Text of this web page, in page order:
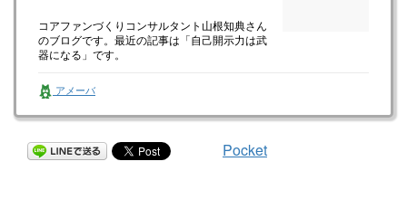
コアファンづくりコンサルタント山根知典さん
のブログです。最近の記事は「自己開示力は武
器になる」です。
アメーバ
Pocket